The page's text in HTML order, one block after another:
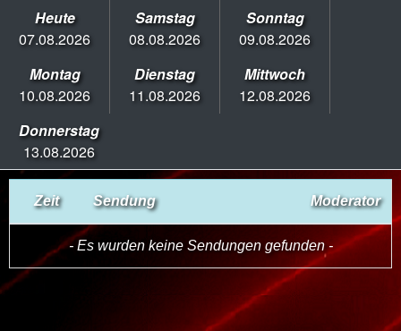
Heute
07.08.2026
Samstag
08.08.2026
Sonntag
09.08.2026
Montag
10.08.2026
Dienstag
11.08.2026
Mittwoch
12.08.2026
Donnerstag
13.08.2026
Zeit Sendung Moderator
- Es wurden keine Sendungen gefunden -